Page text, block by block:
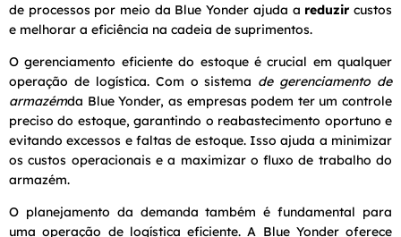
de processos por meio da Blue Yonder ajuda a reduzir custos
e melhorar a eficiência na cadeia de suprimentos.
O gerenciamento eficiente do estoque é crucial em qualquer
operação de logística. Com o sistema de gerenciamento de
armazémda Blue Yonder, as empresas podem ter um controle
preciso do estoque, garantindo o reabastecimento oportuno e
evitando excessos e faltas de estoque. Isso ajuda a minimizar
os custos operacionais e a maximizar o fluxo de trabalho do
armazém.
O planejamento da demanda também é fundamental para
uma operação de logística eficiente. A Blue Yonder oferece